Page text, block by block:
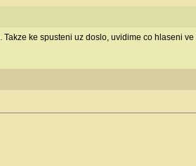
ke spusteni uz doslo, uvidime co hlaseni